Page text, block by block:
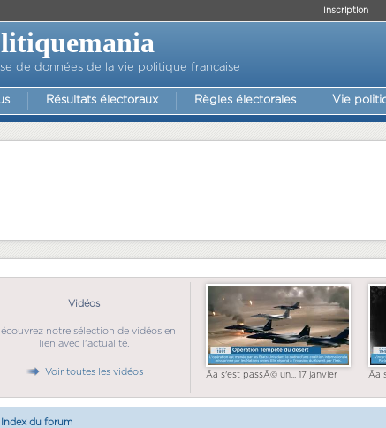
Inscription
de données de la vie politique française
Résultats électoraux Règles électorales Vie
Vidéos
notre sélection de vidéos en
lien avec l'actualité.
Voir toutes les vidéos Ãa s'est passÃ© un... 17 janvier Ãa
Index du forum